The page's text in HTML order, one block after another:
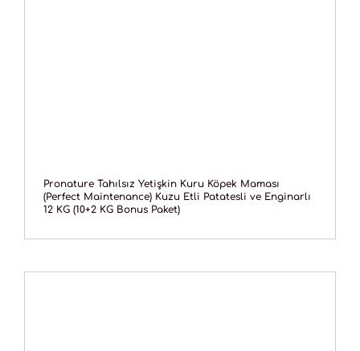
Pronature Tahılsız Yetişkin Kuru Köpek Maması
(Perfect Maintenance) Kuzu Etli Patatesli ve Enginarlı
12 KG (10+2 KG Bonus Paket)